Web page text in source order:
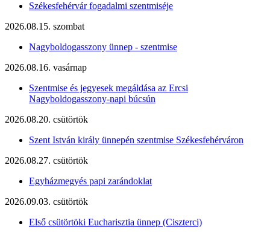
Székesfehérvár fogadalmi szentmiséje
2026.08.15. szombat
Nagyboldogasszony ünnep - szentmise
2026.08.16. vasárnap
Szentmise és jegyesek megáldása az Ercsi
Nagyboldogasszony-napi búcsún
2026.08.20. csütörtök
Szent István király ünnepén szentmise Székesfehérváron
2026.08.27. csütörtök
Egyházmegyés papi zarándoklat
2026.09.03. csütörtök
Első csütörtöki Eucharisztia ünnep (Ciszterci)